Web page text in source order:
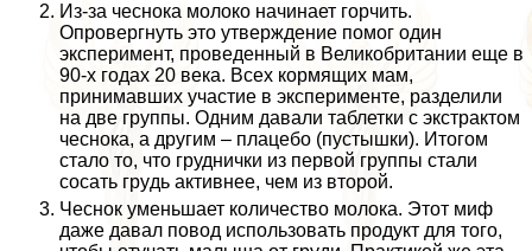
Из-за чеснока молоко начинает горчить.
Опровергнуть это утверждение помог один
эксперимент, проведенный в Великобритании еще в
90-х годах 20 века. Всех кормящих мам,
принимавших участие в эксперименте, разделили
на две группы. Одним давали таблетки с экстpaктом
чеснока, а другим – плацебо (пустышки). Итогом
стало то, что груднички из первой группы стали
сосать гpyдь активнее, чем из второй.
Чеснок уменьшает количество молока. Этот миф
даже давал повод использовать продукт для того,